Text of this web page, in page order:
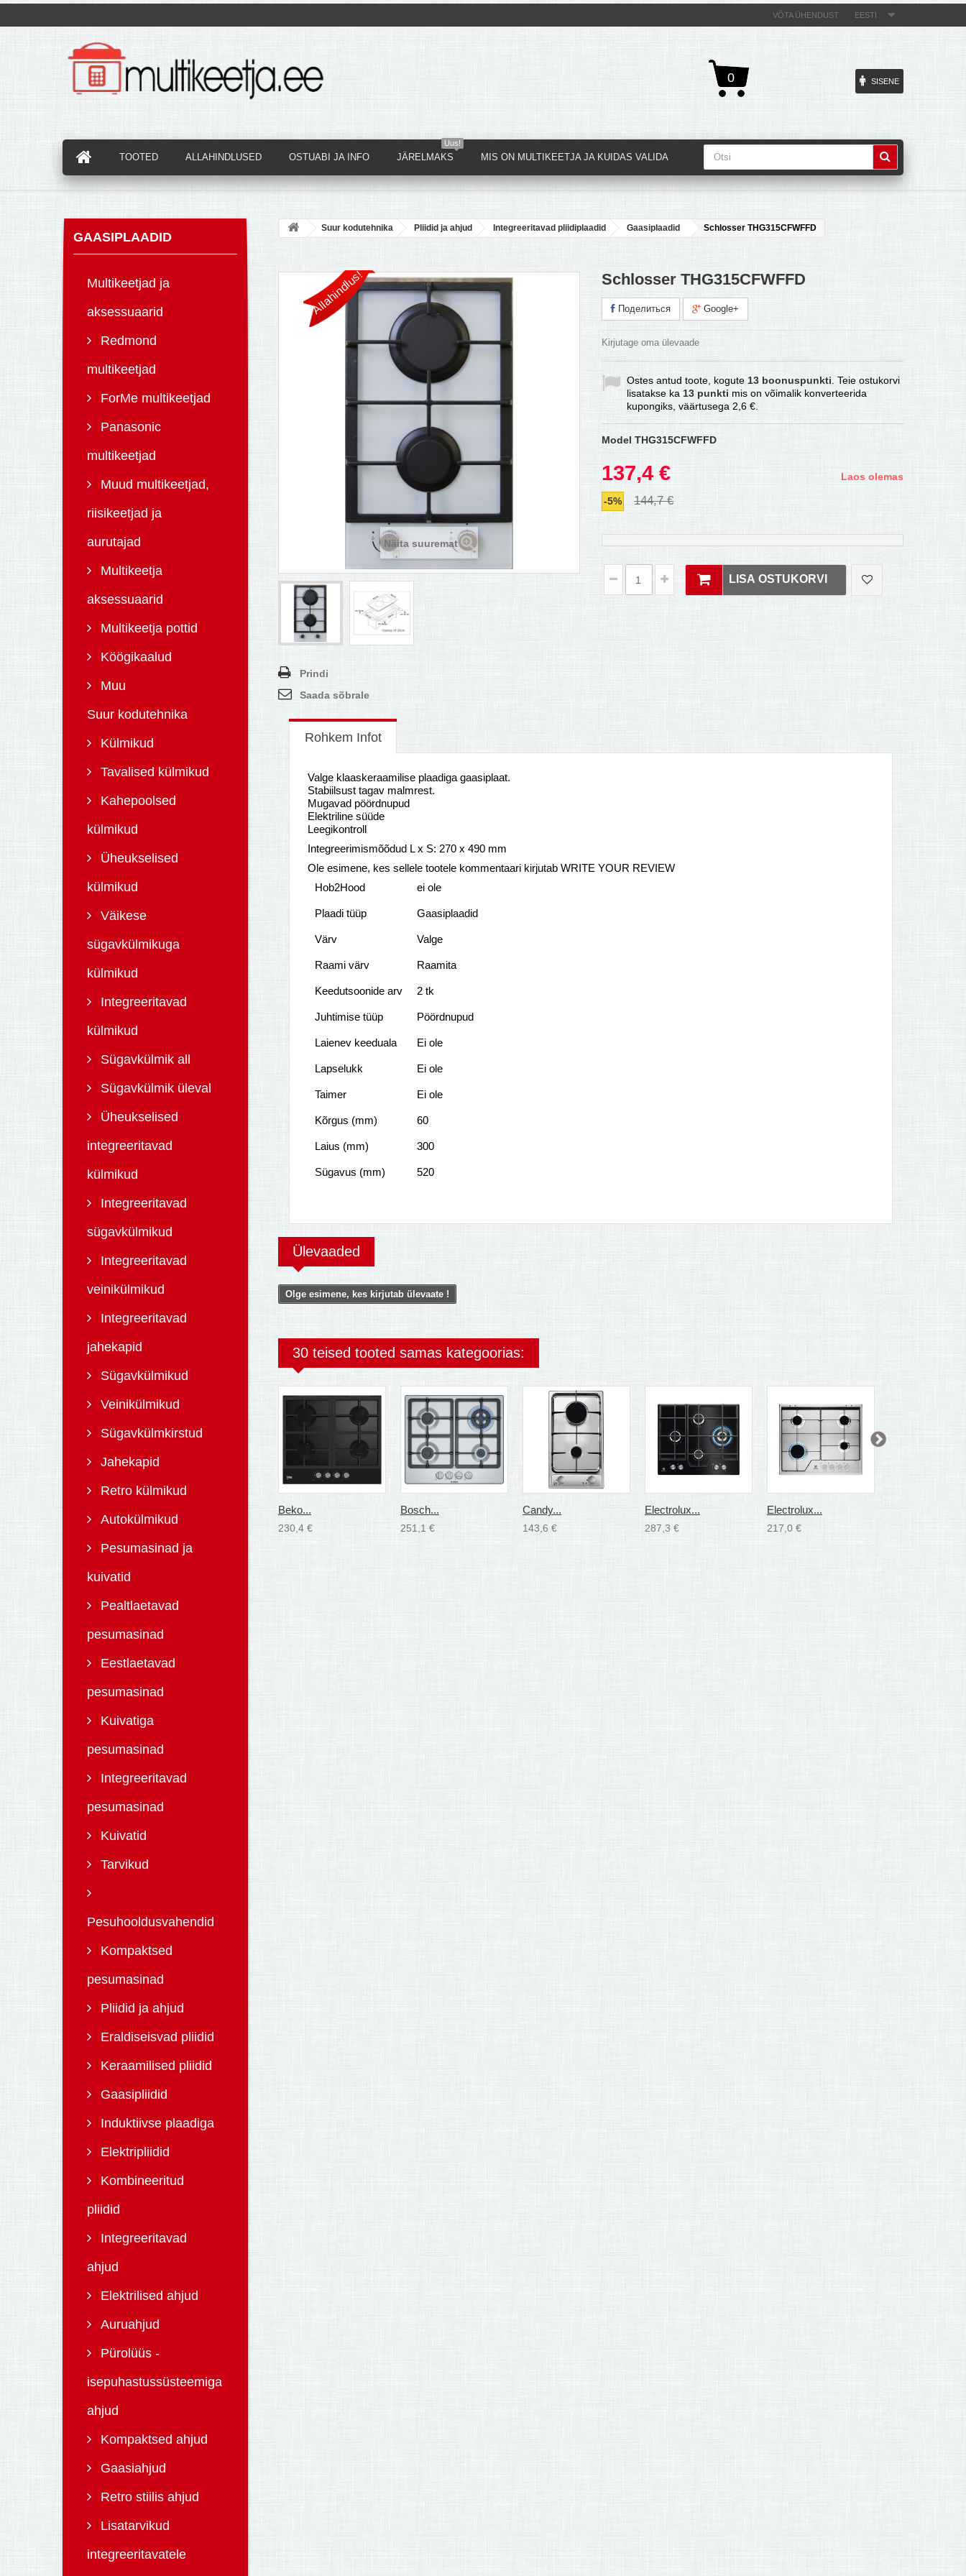
EESTI
VÕTA ÜHENDUST
0 SISENE
TOOTED ALLAHINDLUSED OSTUABI JA INFO
Uus!
JÄRELMAKS MIS ON MULTIKEETJA JA KUIDAS VALIDA
GAASIPLAADID
Multikeetjad ja
aksessuaarid
Redmond
multikeetjad
ForMe multikeetjad
Panasonic
multikeetjad
Muud multikeetjad,
riisikeetjad ja
aurutajad
Multikeetja
aksessuaarid
Multikeetja pottid
Köögikaalud
Muu
Suur kodutehnika
Külmikud
Tavalised külmikud
Kahepoolsed
külmikud
Üheukselised
külmikud
Väikese
sügavkülmikuga
külmikud
Integreeritavad
külmikud
Sügavkülmik all
Sügavkülmik üleval
Üheukselised
integreeritavad
külmikud
Integreeritavad
sügavkülmikud
Integreeritavad
veinikülmikud
Integreeritavad
jahekapid
Sügavkülmikud
Veinikülmikud
Sügavkülmkirstud
Jahekapid
Retro külmikud
Autokülmikud
Pesumasinad ja
kuivatid
Pealtlaetavad
pesumasinad
Eestlaetavad
pesumasinad
Kuivatiga
pesumasinad
Integreeritavad
pesumasinad
Kuivatid
Tarvikud
Pesuhooldusvahendid
Kompaktsed
pesumasinad
Pliidid ja ahjud
Eraldiseisvad pliidid
Keraamilised pliidid
Gaasipliidid
Induktiivse plaadiga
Elektripliidid
Kombineeritud
pliidid
Integreeritavad
ahjud
Elektrilised ahjud
Auruahjud
Pürolüüs -
isepuhastussüsteemiga
ahjud
Kompaktsed ahjud
Gaasiahjud
Retro stiilis ahjud
Lisatarvikud
integreeritavatele
Suur kodutehnika Pliidid ja ahjud Integreeritavad pliidiplaadid Gaasiplaadid Schlosser THG315CFWFFD
Allahindlus!
Näita suuremat
Prindi
Saada sõbrale
Schlosser THG315CFWFFD
Поделиться Google+
Kirjutage oma ülevaade
Ostes antud toote, kogute 13 boonuspunkti . Teie ostukorvi
lisatakse ka 13 punkti mis on võimalik konverteerida
kupongiks, väärtusega 2,6 €
Model THG315CFWFFD
137,4 €
-5% 144,7 €
Laos olemas
LISA OSTUKORVI
Rohkem Infot
Valge klaaskeraamilise plaadiga gaasiplaat.
Stabiilsust tagav malmrest.
Mugavad pöördnupud
Elektriline süüde
Leegikontroll
Integreerimismõõdud L x S: 270 x 490 mm
Ole esimene, kes sellele tootele kommentaari kirjutab WRITE YOUR REVIEW
Hob2Hood
ei ole
Plaadi tüüp Gaasiplaadid
Värv Valge
Raami värv Raamita
Keedutsoonide arv 2 tk
Juhtimise tüüp Pöördnupud
Laienev keeduala Ei ole
Lapselukk Ei ole
Taimer Ei ole
Kõrgus (mm) 60
Laius (mm) 300
Sügavus (mm) 520
Ülevaaded
Olge esimene, kes kirjutab ülevaate !
30 teised tooted samas kategoorias:
Beko...
230,4 €
Bosch...
251,1 €
Candy...
143,6 €
Electrolux...
287,3 €
Electrolux...
217,0 €